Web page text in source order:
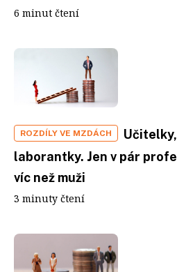
6 minut čtení
ROZDÍLY VE MZDÁCH
laborantky. Jen v pár
víc než muži
3 minuty čtení